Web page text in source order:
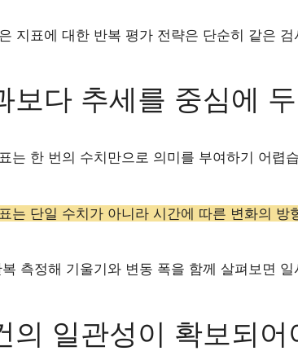
지표에 대한 반복 평가 전략은 단순히 같은
보다 추세를 중심에
는 한 번의 수치만으로 의미를 부여하기 어
는 단일 수치가 아니라 시간에 따른 변화의 방
측정해 기울기와 변동 폭을 함께 살펴보면
의 일관성이 확보되어